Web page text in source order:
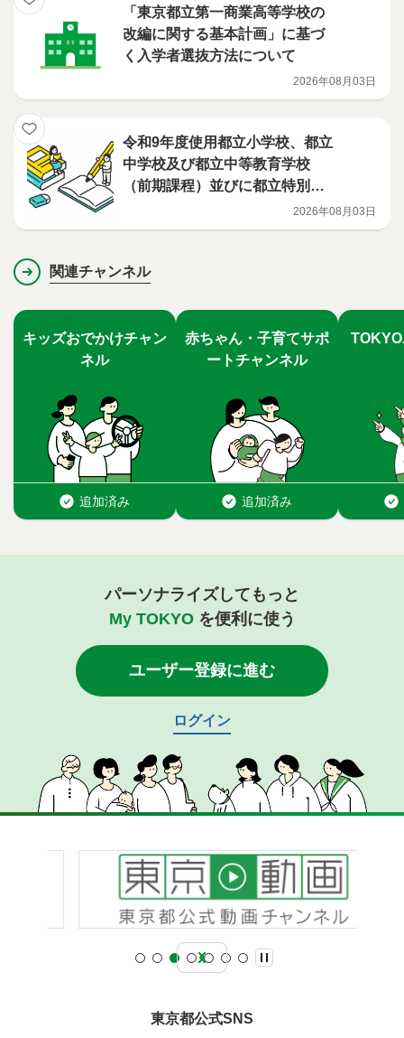
「東京都立第一商業高等学校の
改編に関する基本計画」に基づ
く入学者選抜方法について
2026年08月03日
令和9年度使用都立小学校、都立
中学校及び都立中等教育学校
（前期課程）並びに都立特別支
援学校（小学部・中学部）用教
科書の採択結果について
2026年08月03日
関連チャンネル
パーソナライズしてもっと
My TOKYOを便利に使う
ユーザー登録に進む
ログイン
東京都公式SNS